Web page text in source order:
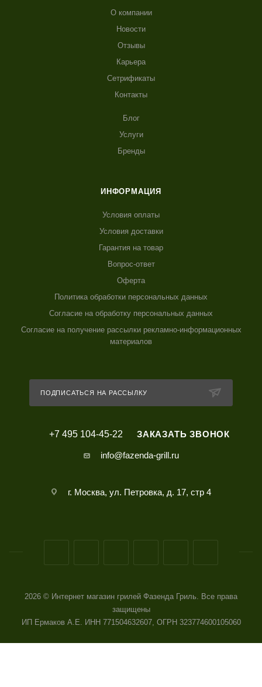
О компании
Новости
Отзывы
Карьера
Сетрификаты
Контакты
Блог
Услуги
Бренды
ИНФОРМАЦИЯ
Условия оплаты
Условия доставки
Гарантия на товар
Вопрос-ответ
Оферта
Политика обработки персональных данных
Согласие на обработку персональных данных
Согласие на получение рассылки рекламно-информационных
материалов
ПОДПИСАТЬСЯ НА РАССЫЛКУ
+7 495 104-45-22 ЗАКАЗАТЬ ЗВОНОК
info@fazenda-grill.ru
г. Москва, ул. Петровка, д. 17, стр 4
2026 © Интернет магазин грилей Фазенда Гриль. Все права
защищены
ИП Ермаков А.Е. ИНН 771504632607, ОГРН 323774600105060